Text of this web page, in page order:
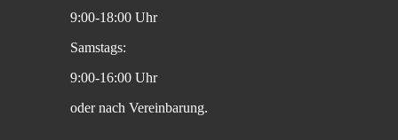
9:00-18:00 Uhr
Samstags:
9:00-16:00 Uhr
oder nach Vereinbarung.